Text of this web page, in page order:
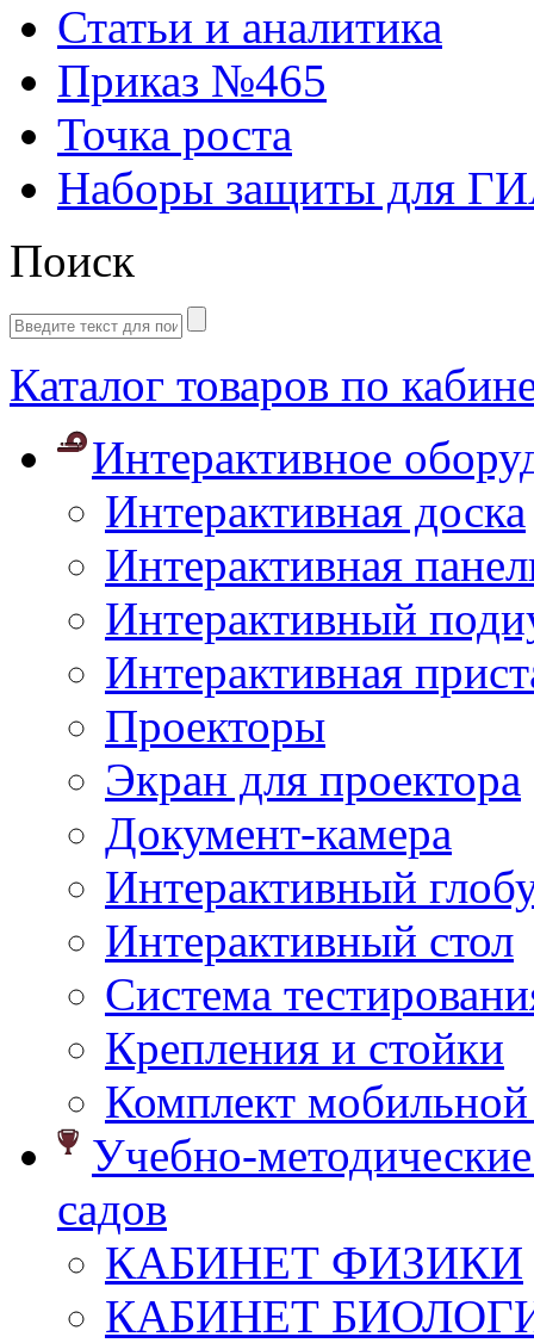
Статьи и аналитика
Приказ №465
Точка роста
Наборы защиты для
Поиск
Каталог товаров по
Интерактивное
Интерактивная доска
Интерактивная
Интерактивный
Интерактивная
Проекторы
Экран для проектора
Документ-камера
Интерактивный
Интерактивный стол
Система
Крепления и стойки
Комплект
Учебно-
садов
КАБИНЕТ ФИЗИКИ
КАБИНЕТ